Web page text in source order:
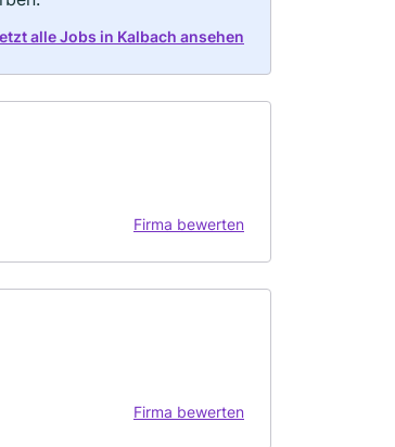
alle Jobs in Kalbach ansehen
Firma bewerten
Firma bewerten